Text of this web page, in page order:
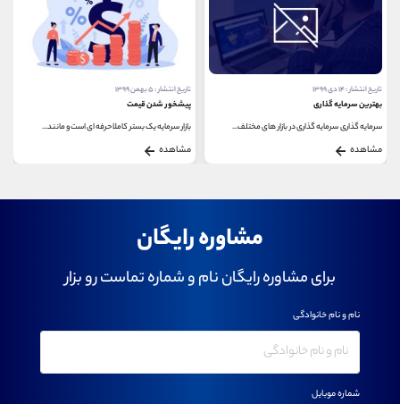
تاریخ انتشار : ۱۴ دی ۱۳۹۹
بهترین سرمایه گذاری
سرمایه گذاری سرمایه گذاری در بازار های مختلف...
مشاهده
تاریخ انتشار : ۵ بهمن ۱۳۹۹
پیشخور شدن قیمت
بازار سرمایه یک بستر کاملا حرفه ای است و مانند...
مشاهده
مشاوره رایگان
برای مشاوره رایگان نام و شماره تماست رو بزار
نام و نام خانوادگی
شماره موبایل